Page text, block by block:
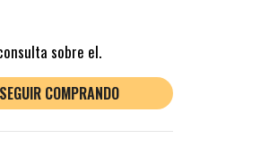
sobre el.
SEGUIR COMPRANDO